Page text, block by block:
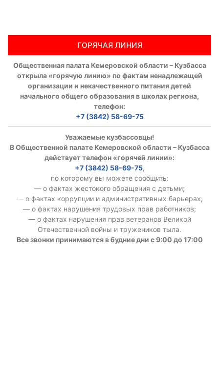
ГОРЯЧАЯ ЛИНИЯ
Общественная палата Кемеровской области – Кузбасса
открыла «горячую линию» по фактам ненадлежащей
организации и некачественного питания детей
начального общего образования в школах региона,
телефон:
+7 (3842) 58-69-75
Уважаемые кузбассовцы!
В Общественной палате Кемеровской области – Кузбасса
действует телефон «горячей линии»:
+7 (3842) 58-69-75,
по которому вы можете сообщить:
— о фактах жестокого обращения с детьми;
— о фактах коррупции и административных барьерах;
— о фактах нарушения трудовых прав работников;
— о фактах нарушения прав ветеранов Великой
Отечественной войны и тружеников тыла.
Все звонки принимаются в будние дни с 9:00 до 17:00